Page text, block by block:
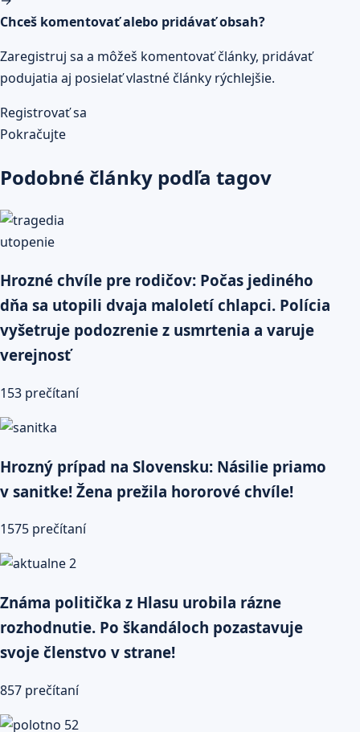
Chceš komentovať alebo pridávať obsah?
Zaregistruj sa a môžeš komentovať články, pridávať
podujatia aj posielať vlastné články rýchlejšie.
Registrovať sa
Pokračujte
Podobné články podľa tagov
Hrozné chvíle pre rodičov: Počas jediného
dňa sa utopili dvaja maloletí chlapci. Polícia
vyšetruje podozrenie z usmrtenia a varuje
verejnosť
153 prečítaní
Hrozný prípad na Slovensku: Násilie priamo
v sanitke! Žena prežila hororové chvíle!
1575 prečítaní
Známa politička z Hlasu urobila rázne
rozhodnutie. Po škandáloch pozastavuje
svoje členstvo v strane!
857 prečítaní